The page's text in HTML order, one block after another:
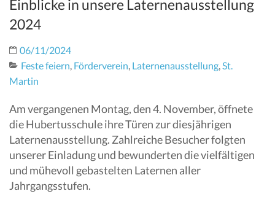
Einblicke in unsere Laternenausstellung
2024
06/11/2024
Feste feiern, Förderverein, Laternenausstellung,St.
Martin
Am vergangenen Montag, den 4. November, öffnete
die Hubertusschule ihre Türen zur diesjährigen
Laternenausstellung. Zahlreiche Besucher folgten
unserer Einladung und bewunderten die vielfältigen
und mühevoll gebastelten Laternen aller
Jahrgangsstufen.